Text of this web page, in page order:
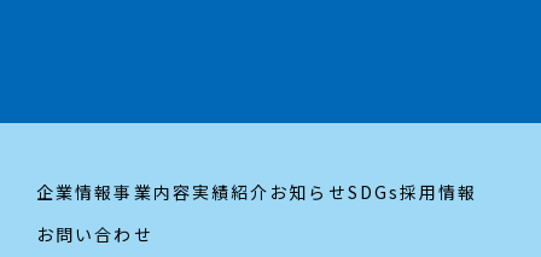
企業情報事業内容実績紹介 お知らせSDGs採用情報
お問い合わせ